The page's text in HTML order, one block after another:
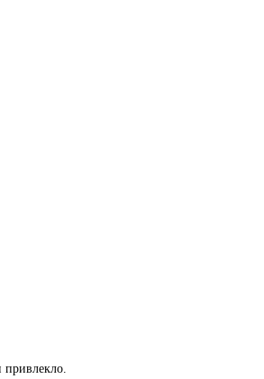
привлекло.